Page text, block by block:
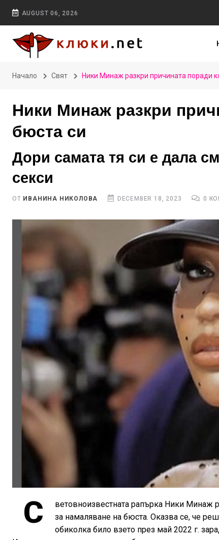
AUGUST 06, 2026
Начало Свят Ники Минаж разкри причината поради
Ники Минаж разкри
бюста си
Дори самата тя си е дала
секси
ОТ ИВАНИНА НИКОЛОВА DECEMBER 18, 2023 0
С
ветовноизвестната рапърка Ники Минаж
за намаляване на бюста. Оказва се, че
обиколка било взето през май 2022 г.